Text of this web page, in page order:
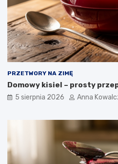
PRZETWORY NA ZIMĘ
Domowy kisiel – prosty
5 sierpnia 2026 Anna